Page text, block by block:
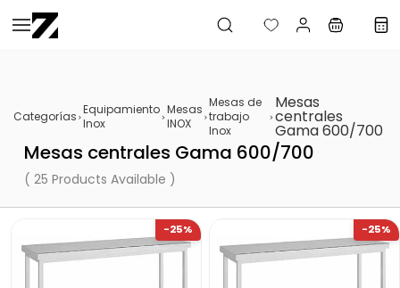
Saltar al
contenido
Categorías Equipamiento
Inox
Mesas
INOX
Mesas de
trabajo
Inox
Mesas
centrales
Gama 600/700
Mesas centrales Gama 600/700
( 25 Products Available )
-25% -25%